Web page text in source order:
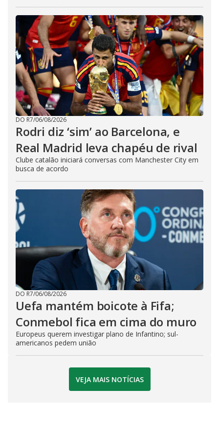
DO R7/06/08/2026
Rodri diz ‘sim’ ao Barcelona, e
Real Madrid leva chapéu de rival
Clube catalão iniciará conversas com Manchester City em
busca de acordo
DO R7/06/08/2026
Uefa mantém boicote à Fifa;
Conmebol fica em cima do muro
Europeus querem investigar plano de Infantino; sul-
americanos pedem união
VEJA MAIS NOTÍCIAS